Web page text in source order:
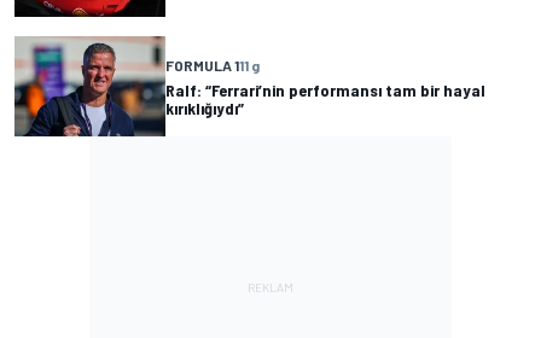
FORMULA 111 g
Ralf: “Ferrari’nin performansı tam bir hayal
kırıklığıydı”